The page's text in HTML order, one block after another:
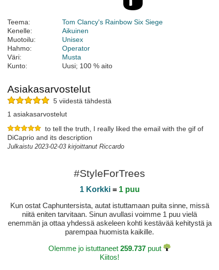
Teema:
Tom Clancy's Rainbow Six Siege
Kenelle:
Aikuinen
Muotoilu:
Unisex
Hahmo:
Operator
Väri:
Musta
Kunto:
Uusi; 100 % aito
Asiakasarvostelut
5 viidestä tähdestä
1 asiakasarvostelut
to tell the truth, I really liked the email with the gif of
DiCaprio and its description
Julkaistu 2023-02-03 kirjoittanut Riccardo
#StyleForTrees
1 Korkki= 1 puu
Kun ostat Caphuntersista, autat istuttamaan puita sinne, missä
niitä eniten tarvitaan. Sinun avullasi voimme 1 puu vielä
enemmän ja ottaa yhdessä askeleen kohti kestävää kehitystä ja
parempaa huomista kaikille.
Olemme jo istuttaneet 259.737 puut
Kiitos!